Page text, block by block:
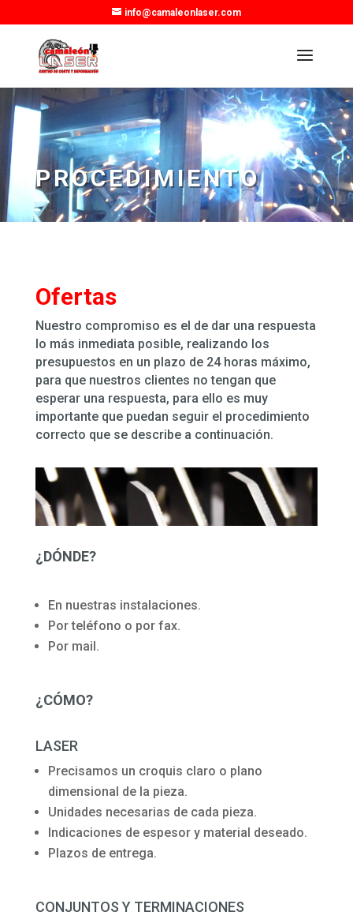
info@camaleonlaser.com
PROCEDIMIENTO
Ofertas
Nuestro compromiso es el de dar una respuesta
lo más inmediata posible, realizando los
presupuestos en un plazo de 24 horas máximo,
para que nuestros clientes no tengan que
esperar una respuesta, para ello es muy
importante que puedan seguir el procedimiento
correcto que se describe a continuación.
¿DÓNDE?
En nuestras instalaciones.
Por teléfono o por fax.
Por mail.
¿CÓMO?
LASER
Precisamos un croquis claro o plano
dimensional de la pieza.
Unidades necesarias de cada pieza.
Indicaciones de espesor y material deseado.
Plazos de entrega.
CONJUNTOS Y TERMINACIONES